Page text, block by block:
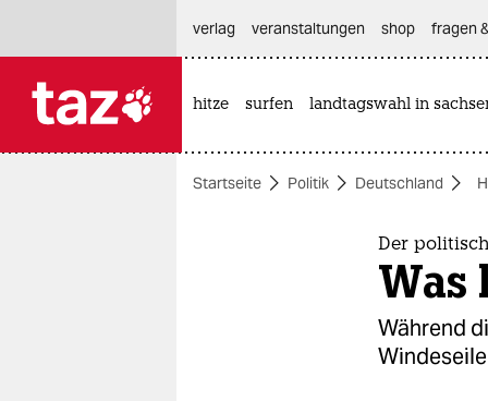
themen
verlag
veranstaltungen shop fragen
hitze surfen landtagswahl in
Startseite Politik Deutschland
Der
Was
Während